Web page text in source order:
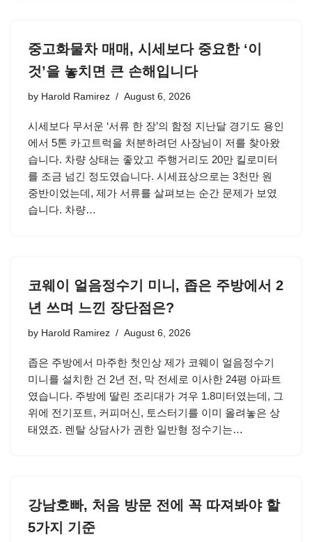
중고화물차 매매, 시세보다 중요한 ‘이
것’을 놓치면 큰 손해입니다
by Harold Ramirez August 6, 2026
시세보다 무서운 ‘서류 한 장’의 함정 지난달 경기도 용인
에서 5톤 카고트럭을 처분하려던 사장님이 저를 찾아왔
습니다. 차량 상태는 좋았고 주행거리도 20만 킬로미터
를 조금 넘긴 정도였습니다. 시세표상으로는 3천만 원
중반이었는데, 제가 서류를 살펴보는 순간 문제가 보였
습니다. 차량…
코웨이 얼음정수기 미니, 좁은 주방에서 2
년 쓰며 느낀 장단점은?
by Harold Ramirez August 6, 2026
좁은 주방에서 마주한 첫인상 제가 코웨이 얼음정수기
미니를 설치한 건 2년 전, 막 전세로 이사한 24평 아파트
였습니다. 주방에 딸린 조리대가 겨우 1.8미터였는데, 그
위에 전기포트, 커피머신, 토스터기를 이미 올려놓은 상
태였죠. 렌탈 상담사가 권한 일반형 정수기는…
강남호빠, 처음 방문 전에 꼭 따져봐야 할
5가지 기준